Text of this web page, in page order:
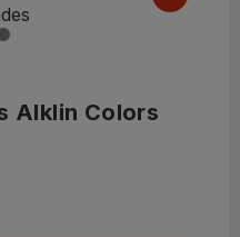
Alklin Colors